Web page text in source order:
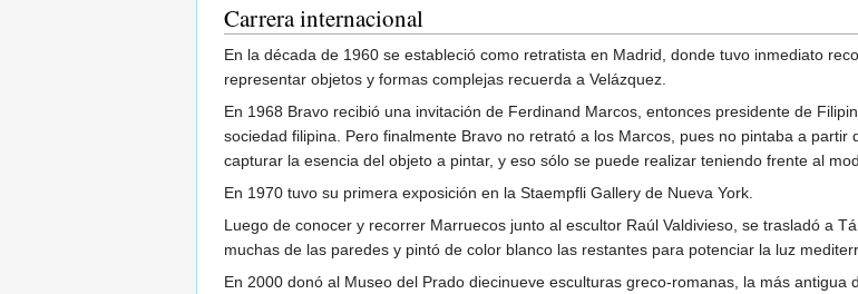
Carrera internacional
En la década de 1960 se estableció como retratista en Madrid, donde tuvo inmediato
representar objetos y formas complejas recuerda a Velázquez.
En 1968 Bravo recibió una invitación de Ferdinand Marcos, entonces presidente de
sociedad filipina. Pero finalmente Bravo no retrató a los Marcos, pues no pintaba a
capturar la esencia del objeto a pintar, y eso sólo se puede realizar teniendo frente al
En 1970 tuvo su primera exposición en la Staempfli Gallery de Nueva York.
Luego de conocer y recorrer Marruecos junto al escultor Raúl Valdivieso, se trasladó a
muchas de las paredes y pintó de color blanco las restantes para potenciar la luz
En 2000 donó al Museo del Prado diecinueve esculturas greco-romanas, la más